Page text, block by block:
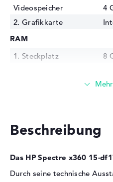
Videospeicher
4
2. Grafikkarte
RAM
1. Steckplatz
8
16
Festplatte
Schnittstelle
Optische Speicher
Beschreibung
Das HP Spectre x360 15-
Durch seine technische